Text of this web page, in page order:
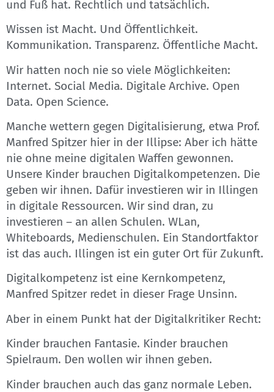
und Fuß hat. Rechtlich und tatsächlich.
Wissen ist Macht. Und Öffentlichkeit.
Kommunikation. Transparenz. Öffentliche Macht.
Wir hatten noch nie so viele Möglichkeiten:
Internet. Social Media. Digitale Archive. Open
Data. Open Science.
Manche wettern gegen Digitalisierung, etwa Prof.
Manfred Spitzer hier in der Illipse: Aber ich hätte
nie ohne meine digitalen Waffen gewonnen.
Unsere Kinder brauchen Digitalkompetenzen. Die
geben wir ihnen. Dafür investieren wir in Illingen
in digitale Ressourcen. Wir sind dran, zu
investieren – an allen Schulen. WLan,
Whiteboards, Medienschulen. Ein Standortfaktor
ist das auch. Illingen ist ein guter Ort für Zukunft.
Digitalkompetenz ist eine Kernkompetenz,
Manfred Spitzer redet in dieser Frage Unsinn.
Aber in einem Punkt hat der Digitalkritiker Recht:
Kinder brauchen Fantasie. Kinder brauchen
Spielraum. Den wollen wir ihnen geben.
Kinder brauchen auch das ganz normale Leben.